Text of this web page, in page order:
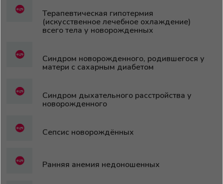
Терапевтическая гипотермия
(искусственное лечебное охлаждение)
всего тела у новорожденных
Синдром новорожденного, родившегося у
матери с сахарным диабетом
Синдром дыхательного расстройства у
новорожденного
Сепсис новорождённых
Ранняя анемия недоношенных